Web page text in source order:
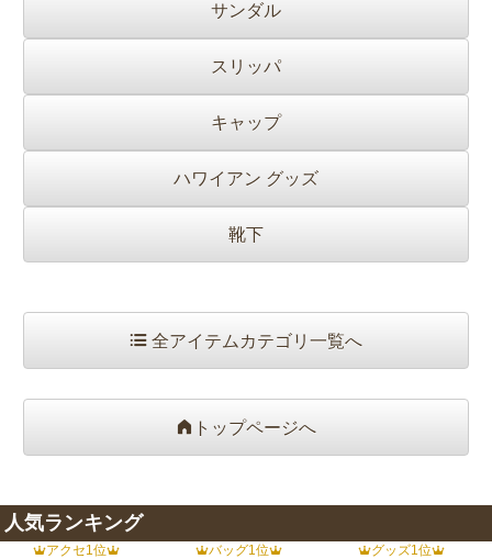
サンダル
スリッパ
キャップ
ハワイアン グッズ
靴下
全アイテムカテゴリ一覧へ
トップページへ
人気ランキング
アクセ1位 バッグ1位 グッズ1位